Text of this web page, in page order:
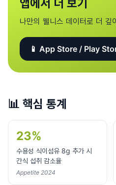
앱에서 더 보기
나만의 웰니스 데이터로 더 깊
📱 App Store / Play
📊 핵심 통계
23%
수용성 식이섬유 8g 추가 시
간식 섭취 감소율
Appetite 2024